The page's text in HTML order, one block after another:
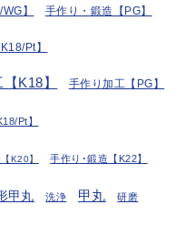
】 手作り・鍛造【PG】
Pt】
K18】 手作り加工【PG】
Pt】
K20】 手作り･鍛造【K22】
甲丸 洗浄 甲丸 研磨